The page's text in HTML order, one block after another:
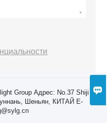

Group Адрес: No.37 Shiji
Шеньян, КИТАЙ E-